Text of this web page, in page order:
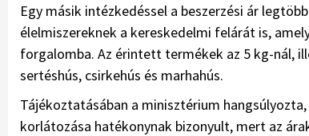
Egy másik intézkedéssel a beszerzési ár
élelmiszereknek a kereskedelmi felárát is,
forgalomba. Az érintett termékek az 5 kg-nál,
sertéshús, csirkehús és marhahús.
Tájékoztatásában a minisztérium
korlátozása hatékonynak bizonyult, mert az